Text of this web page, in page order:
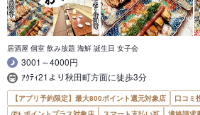
居酒屋 個室 飲み放題 海鮮 誕生日 女子会
3001～4000円
ｱｸﾃｨ21より秋田町方面に徒歩3分
【アプリ予約限定】最大800ポイント還元対象店
口コミ